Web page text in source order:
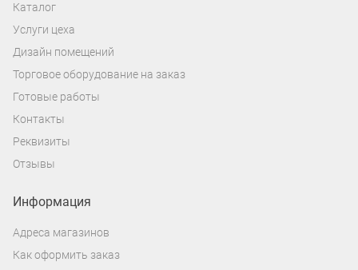
Каталог
Услуги цеха
Дизайн помещений
Торговое оборудование на заказ
Готовые работы
Контакты
Реквизиты
Отзывы
Информация
Адреса магазинов
Как оформить заказ